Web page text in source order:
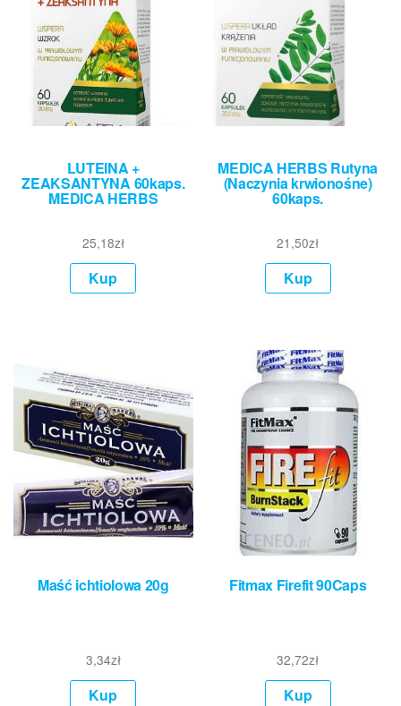
LUTEINA +
ZEAKSANTYNA 60kaps.
MEDICA HERBS
25,18zł
Kup
MEDICA HERBS Rutyna
(Naczynia krwionośne)
60kaps.
21,50zł
Kup
Maść ichtiolowa 20g
3,34zł
Kup
Fitmax Firefit 90Caps
32,72zł
Kup